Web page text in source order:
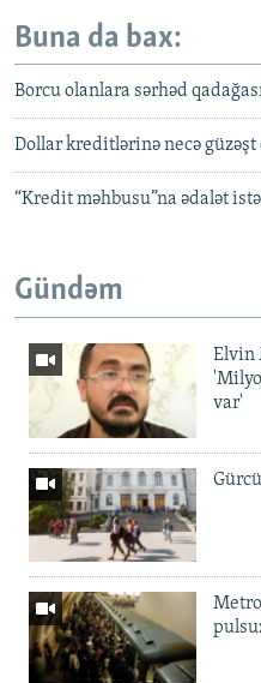
Buna da bax:
Borcu olanlara sərhəd
Dollar kreditlərinə necə güzəşt
“Kredit məhbusu”na ədalət
Gündəm
Elvin
var'